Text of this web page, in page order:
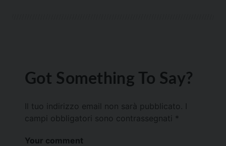
Got Something To Say?
Il tuo indirizzo email non sarà pubblicato.
campi obbligatori sono contrassegnati *
Your comment